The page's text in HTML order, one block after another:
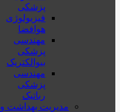
پزشکی
فیزیولوژی
هوافضا
مهندسی
پزشکی
بیوالکتریک
مهندسی
پزشکی
رباتیک
مدیریت بهداشت و